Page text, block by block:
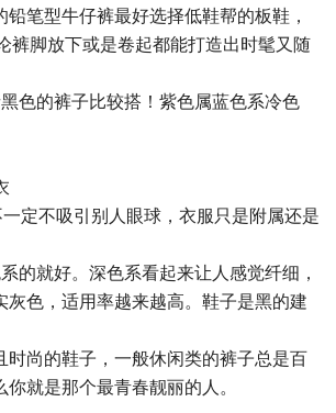
笔型牛仔裤最好选择低鞋帮的板鞋，
裤脚放下或是卷起都能打造出时髦又随
色的裤子比较搭！紫色属蓝色系冷色
定不吸引别人眼球，衣服只是附属还是
的就好。深色系看起来让人感觉纤细，
色，适用率越来越高。鞋子是黑的建
尚的鞋子，一般休闲类的裤子总是百
就是那个最青春靓丽的人。